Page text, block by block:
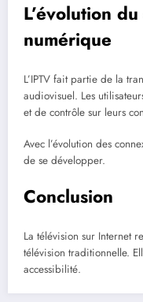
L’évolution
numérique
L’IPTV fait partie de la
audiovisuel. Les
et de contrôle sur leurs
Avec l’évolution des
de se développer.
Conclusion
La télévision sur Internet
télévision traditionnelle.
accessibilité.